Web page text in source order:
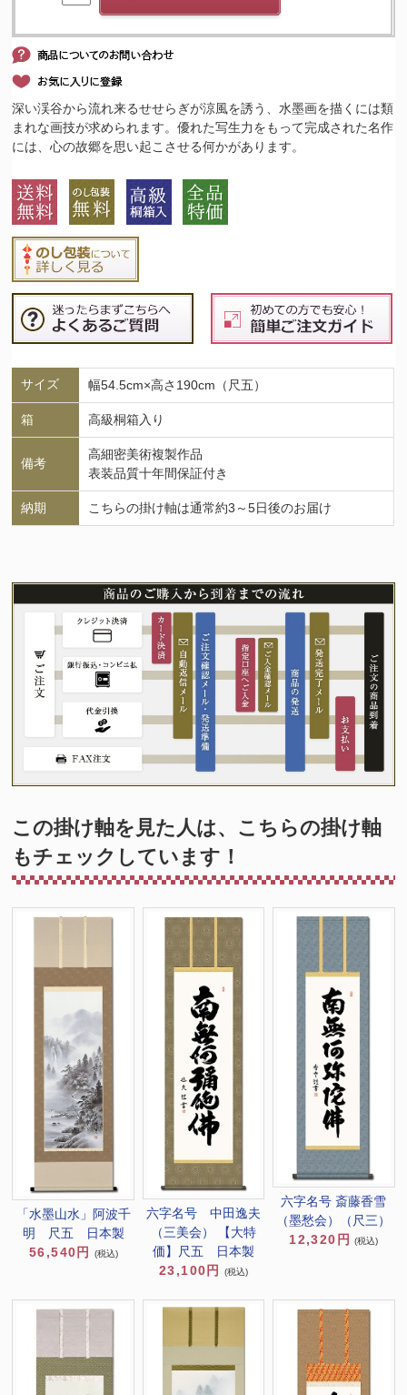
深い渓谷から流れ来るせせらぎが涼風を誘う、水墨画を描くには類
まれな画技が求められます。優れた写生力をもって完成された名作
には、心の故郷を思い起こさせる何かがあります。
サイズ 幅54.5cm×高さ190cm（尺五）
箱 高級桐箱入り
備考
高細密美術複製作品
表装品質十年間保証付き
納期 こちらの掛け軸は通常約3～5日後のお届け
この掛け軸を見た人は、こちらの掛け軸
もチェックしています！
「水墨山水」阿波千
明 尺五 日本製
56,540円
(税込)
六字名号 中田逸夫
（三美会） 【大特
価】尺五 日本製
23,100円
(税込)
六字名号 斎藤香雪
（墨愁会）（尺三）
12,320円
(税込)